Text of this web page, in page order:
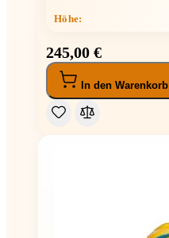
Höhe:
245,00 €
In den Warenkorb